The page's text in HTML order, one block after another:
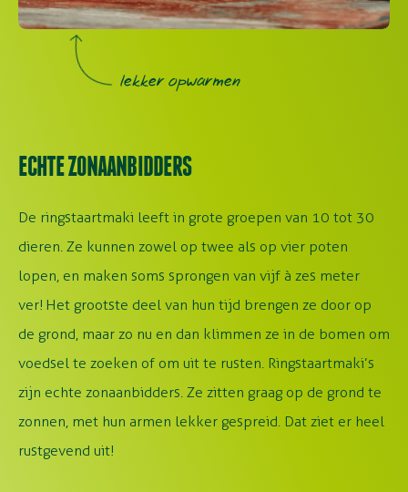
lekker opwarmen
ECHTE ZONAANBIDDERS
De ringstaartmaki leeft in grote groepen van 10 tot 30
dieren. Ze kunnen zowel op twee als op vier poten
lopen, en maken soms sprongen van vijf à zes meter
ver! Het grootste deel van hun tijd brengen ze door op
de grond, maar zo nu en dan klimmen ze in de bomen om
voedsel te zoeken of om uit te rusten. Ringstaartmaki’s
zijn echte zonaanbidders. Ze zitten graag op de grond te
zonnen, met hun armen lekker gespreid. Dat ziet er heel
rustgevend uit!